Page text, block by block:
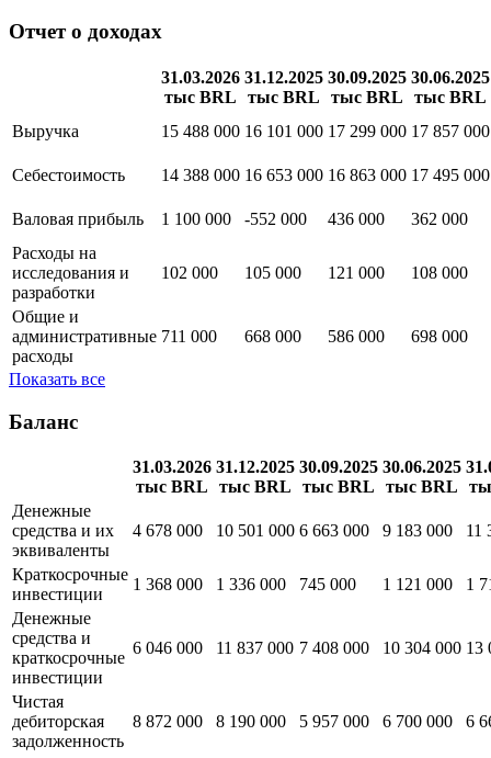
Отчет о доходах
31.03.2026
тыс BRL
31.12.2025
тыс BRL
30.09.2025
тыс BRL
30.06.2025
тыс BRL
Выручка
15 488 000 16 101 000 17 299 000 17 857 000
Себестоимость 14 388 000 16 653 000 16 863 000 17 495 000
Валовая прибыль 1 100 000 -552 000 436 000
362 000
Расходы на
исследования и
разработки
102 000 105 000 121 000 108 000
Общие и
административные
расходы
711 000 668 000 586 000 698 000
Показать все
Баланс
31.03.2026
тыс BRL
31.12.2025
тыс BRL
30.09.2025
тыс BRL
30.06.2025
тыс BRL
Денежные
средства и их
эквиваленты
4 678 000 10 501 000 6 663 000 9 183 000 11
Краткосрочные
инвестиции
1 368 000 1 336 000 745 000 1 121 000
1
Денежные
средства и
краткосрочные
инвестиции
6 046 000 11 837 000 7 408 000 10 304 000 13
Чистая
дебиторская
задолженность
8 872 000 8 190 000 5 957 000 6 700 000 6